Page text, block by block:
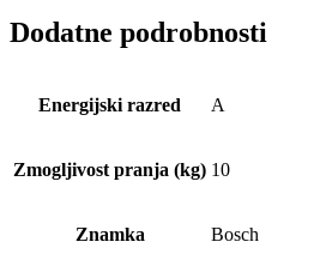
Dodatne podrobnosti
Energijski razred A
Zmogljivost pranja (kg) 10
Znamka Bosch